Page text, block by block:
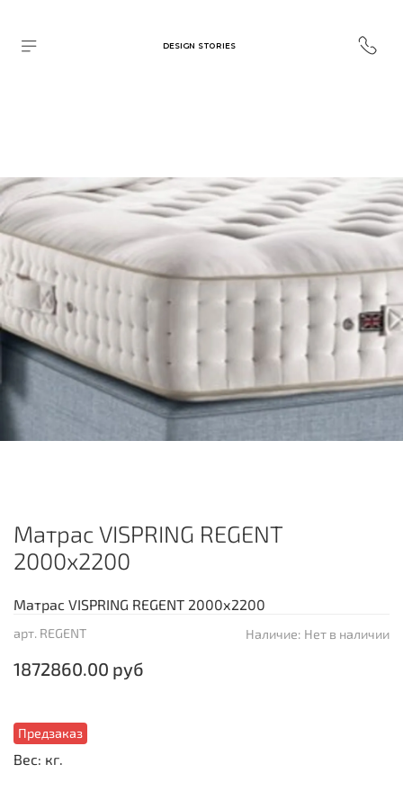
DESIGN STORIES
арт. REGENT Наличие: Нет в наличии
Предзаказ
Матрас VISPRING REGENT
2000х2200
1872860.00 руб
Матрас VISPRING REGENT 2000х2200
Вес: кг.